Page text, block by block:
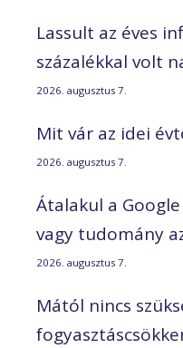
Lassult az éves
százalékkal volt
2026. augusztus 7.
Mit vár az idei
2026. augusztus 7.
Átalakul a
vagy tudomány
2026. augusztus 7.
Mától nincs